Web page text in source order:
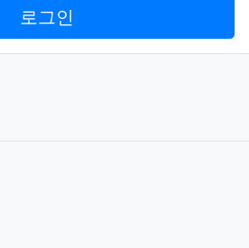
로그인